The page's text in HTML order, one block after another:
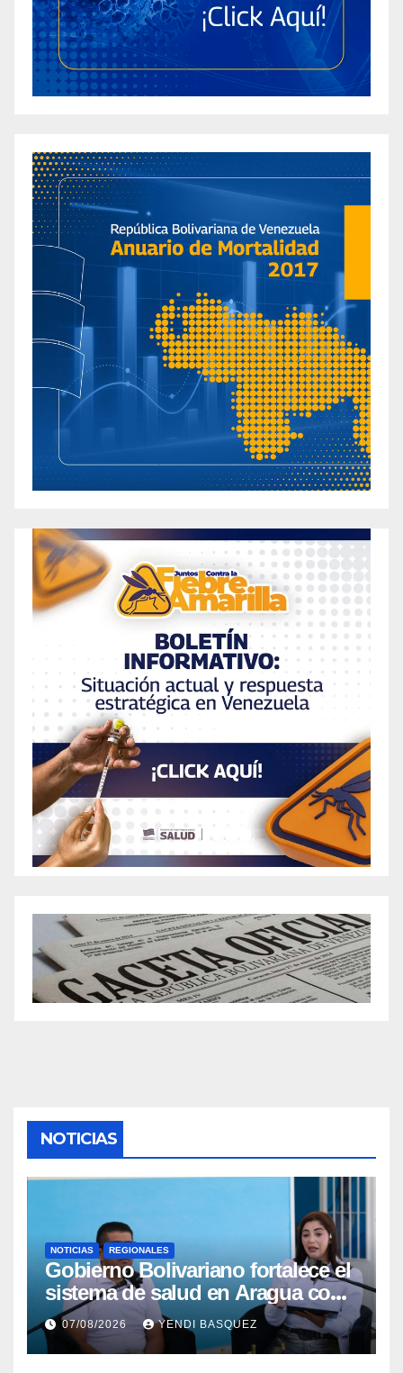
NOTICIAS
NOTICIAS REGIONALES
Gobierno Bolivariano fortalece el
sistema de salud en Aragua con
la reinauguración del CDI La
Mora
07/08/2026 YENDI BASQUEZ